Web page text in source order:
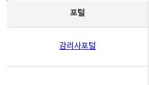
포털
감리사포털